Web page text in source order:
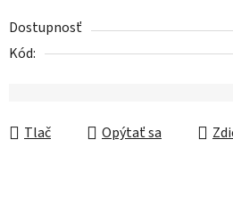
Dostupnosť
Kód:
Tlač Opýtať sa